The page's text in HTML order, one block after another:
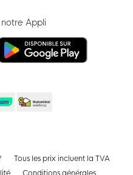
Appli
Tous les prix incluent la TVA